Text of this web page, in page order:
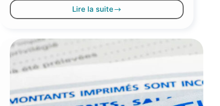
Lire la suiteNOUVEAU
budget